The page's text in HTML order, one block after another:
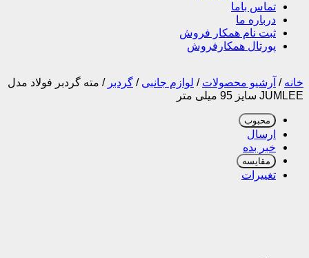
تماس باما
درباره ما
ثبت نام همکار فروش
پورتال همکارفروش
خانه / آرشیو محصولات / لوازم جانبی / گردبر / مته گردبر فولاد مدل
JUMLEE سایز 95 میلی متر
محبوب
ارسال
خبر بده
مقایسه
تغییرات